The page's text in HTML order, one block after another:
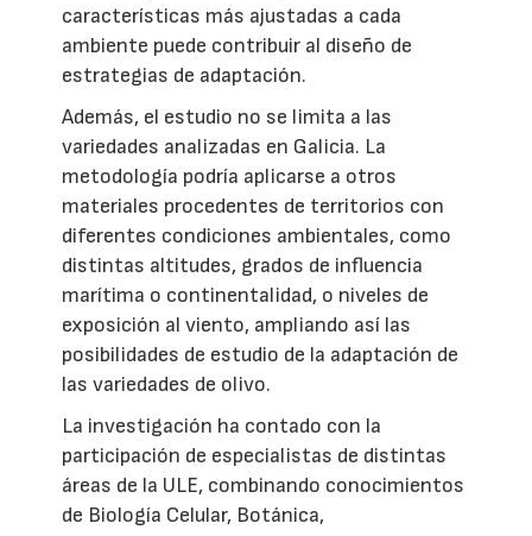
características más ajustadas a cada
ambiente puede contribuir al diseño de
estrategias de adaptación.
Además, el estudio no se limita a las
variedades analizadas en Galicia. La
metodología podría aplicarse a otros
materiales procedentes de territorios con
diferentes condiciones ambientales, como
distintas altitudes, grados de influencia
marítima o continentalidad, o niveles de
exposición al viento, ampliando así las
posibilidades de estudio de la adaptación de
las variedades de olivo.
La investigación ha contado con la
participación de especialistas de distintas
áreas de la ULE, combinando conocimientos
de Biología Celular, Botánica,